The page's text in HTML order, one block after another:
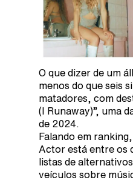
O que dizer de um
menos do que seis
matadores, com
(I Runaway)”, uma
de 2024.
Falando em
Actor está entre os
listas de
veículos sobre